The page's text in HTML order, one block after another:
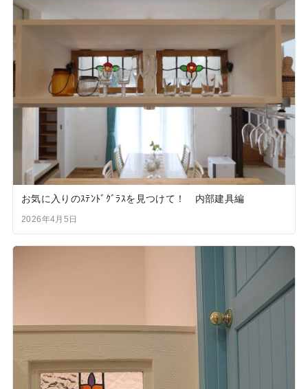
お気に入りのｽﾃﾝﾄﾞｸﾞﾗｽを見つけて！ 内部建具編
2026年4月5日